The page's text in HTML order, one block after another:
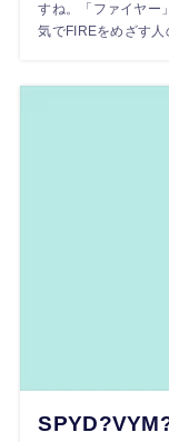
すね。「ファイヤー
気でFIREをめざす人